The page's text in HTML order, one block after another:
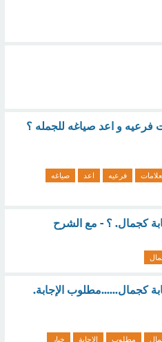
فرعيه و اعد صياغه للجمله ؟
فرعيه اعد
صياغه
كجمال. ؟ - مع الشرح
كجمال......مطلوب الإجابة.
مطلوب الإجابة خيار